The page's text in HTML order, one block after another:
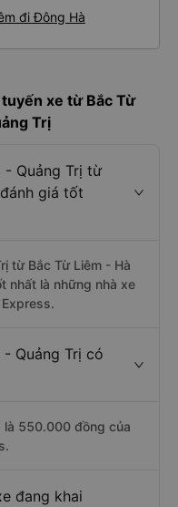
đi Đông Hà
xe từ Bắc Từ
Trị
- Quảng Trị từ
giá tốt
từ Bắc Từ Liêm - Hà
nhất là những nhà xe
Express.
Quảng Trị có
là 550.000 đồng của
đang khai